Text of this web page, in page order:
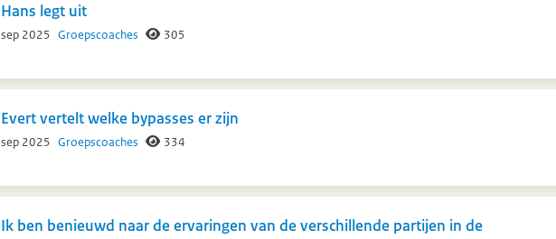
Hans legt uit
sep 2025 Groepscoaches 305
Evert vertelt welke bypasses er zijn
sep 2025 Groepscoaches 334
Ik ben benieuwd naar de ervaringen van de verschillende partijen in de